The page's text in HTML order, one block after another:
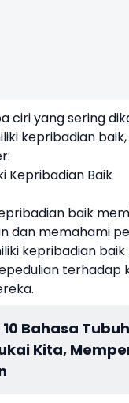
ciri yang sering
kepribadian
Kepribadian Baik
baik
dan memahami
kepribadian
terhadap
10 Bahasa
Kita,